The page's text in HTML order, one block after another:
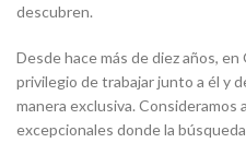
descubren.
Desde hace más de diez años,
privilegio de trabajar junto a él y
manera exclusiva.
excepcionales donde la